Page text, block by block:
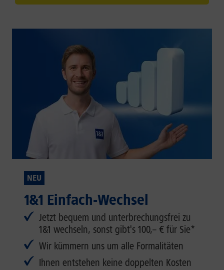
NEU
1&1 Einfach-Wechsel
Jetzt bequem und unterbrechungsfrei zu
1&1 wechseln, sonst gibt's 100,– € für Sie*
Wir kümmern uns um alle Formalitäten
Ihnen entstehen keine doppelten Kosten